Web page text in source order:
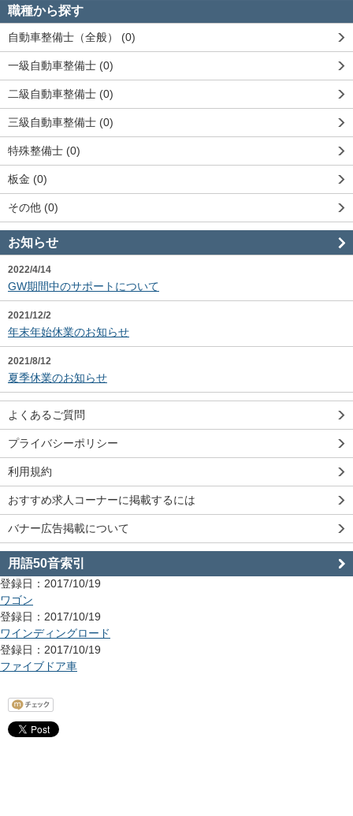
職種から探す
自動車整備士（全般） (0)
一級自動車整備士 (0)
二級自動車整備士 (0)
三級自動車整備士 (0)
特殊整備士 (0)
板金 (0)
その他 (0)
お知らせ
2022/4/14
GW期間中のサポートについて
2021/12/2
年末年始休業のお知らせ
2021/8/12
夏季休業のお知らせ
よくあるご質問
プライバシーポリシー
利用規約
おすすめ求人コーナーに掲載するには
バナー広告掲載について
用語50音索引
登録日：2017/10/19
ワゴン
登録日：2017/10/19
ワインディングロード
登録日：2017/10/19
ファイブドア車